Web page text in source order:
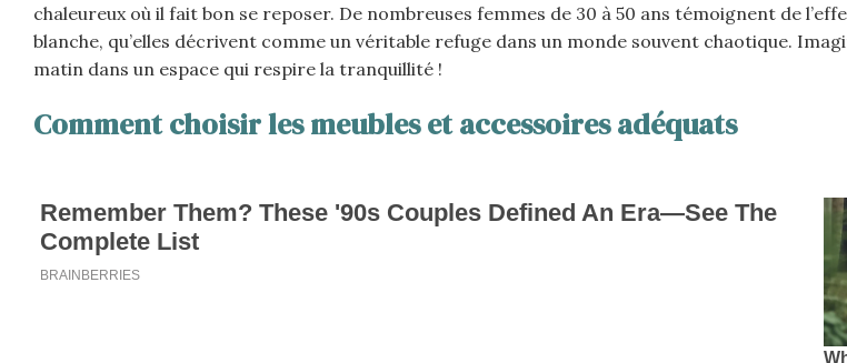
chaleureux où il fait bon se reposer. De nombreuses femmes de 30 à 50 ans témoignent de
blanche, qu’elles décrivent comme un véritable refuge dans un monde souvent chaotique.
matin dans un espace qui respire la tranquillité !
Comment choisir les meubles et accessoires adéquats